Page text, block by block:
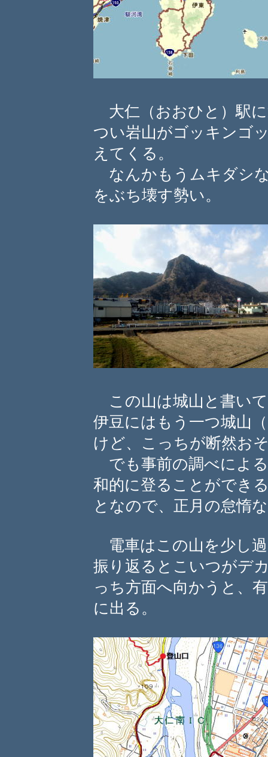
大仁（おおひと）駅
つい岩山がゴッキンゴ
えてくる。
なんかもうムキダシ
をぶち壊す勢い。
この山は城山と書い
伊豆にはもう一つ城山
けど、こっちが断然お
でも事前の調べによ
和的に登ることができ
となので、正月の怠惰
電車はこの山を少し
振り返るとこいつがデ
っち方面へ向かうと、
に出る。